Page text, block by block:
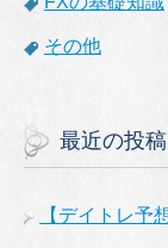
その他
最近の投稿
【デイトレ予